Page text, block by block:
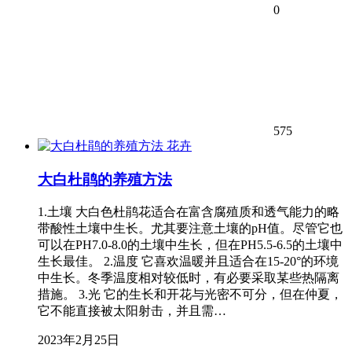
0
575
花卉
大白杜鹃的养殖方法
1.土壤 大白色杜鹃花适合在富含腐殖质和透气能力的略
带酸性土壤中生长。尤其要注意土壤的pH值。尽管它也
可以在PH7.0-8.0的土壤中生长，但在PH5.5-6.5的土壤中
生长最佳。 2.温度 它喜欢温暖并且适合在15-20°的环境
中生长。冬季温度相对较低时，有必要采取某些热隔离
措施。 3.光 它的生长和开花与光密不可分，但在仲夏，
它不能直接被太阳射击，并且需…
2023年2月25日